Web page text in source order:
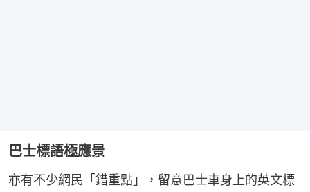
巴士標語極應景
亦有不少網民「錯重點」，留意巴士車身上的英文標